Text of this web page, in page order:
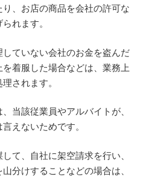
、お店の商品を会社の許可な
れます。
ていない会社のお金を盗んだ
着服した場合などは、業務上
されます。
当該従業員やアルバイトが、
えないためです。
て、自社に架空請求を行い、
分けすることなどの場合は、